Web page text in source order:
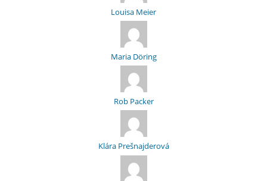
Louisa Meier
Maria Döring
Rob Packer
Klára Prešnajderová